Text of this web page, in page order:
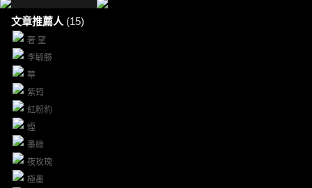
文章推薦人 (15)
奢 望
李毓勝
華
紫筠
紅粉豹
煙
墨綠
夜玫瑰
極墨